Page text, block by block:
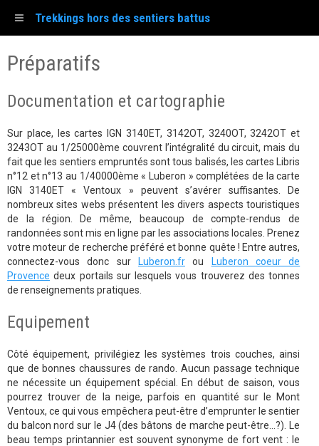
Trekkings hors des sentiers battus
Préparatifs
Documentation et cartographie
Sur place, les cartes IGN 3140ET, 3142OT, 3240OT, 3242OT et
3243OT au 1/25000ème couvrent l’intégralité du circuit, mais du
fait que les sentiers empruntés sont tous balisés, les cartes Libris
n°12 et n°13 au 1/40000ème « Luberon » complétées de la carte
IGN 3140ET « Ventoux » peuvent s’avérer suffisantes. De
nombreux sites webs présentent les divers aspects touristiques
de la région. De même, beaucoup de compte-rendus de
randonnées sont mis en ligne par les associations locales. Prenez
votre moteur de recherche préféré et bonne quête ! Entre autres,
connectez-vous donc sur
Luberon.frou
Luberon coeur de
Provence deux portails sur lesquels vous trouverez des tonnes
de renseignements pratiques.
Equipement
Côté équipement, privilégiez les systèmes trois couches, ainsi
que de bonnes chaussures de rando. Aucun passage technique
ne nécessite un équipement spécial. En début de saison, vous
pourrez trouver de la neige, parfois en quantité sur le Mont
Ventoux, ce qui vous empêchera peut-être d’emprunter le sentier
du balcon nord sur le J4 (des bâtons de marche peut-être…?). Le
beau temps printannier est souvent synonyme de fort vent : le